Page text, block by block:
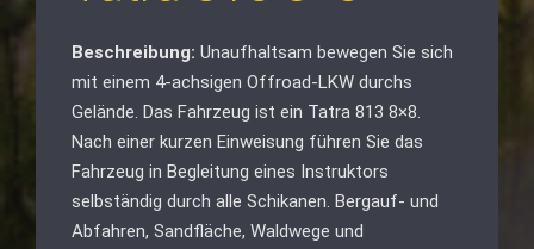
Beschreibung: Unaufhaltsam bewegen Sie sich
mit einem 4-achsigen Offroad-LKW durchs
Gelände. Das Fahrzeug ist ein Tatra 813 8×8.
Nach einer kurzen Einweisung führen Sie das
Fahrzeug in Begleitung eines Instruktors
selbständig durch alle Schikanen. Bergauf- und
Abfahren, Sandfläche, Waldwege und